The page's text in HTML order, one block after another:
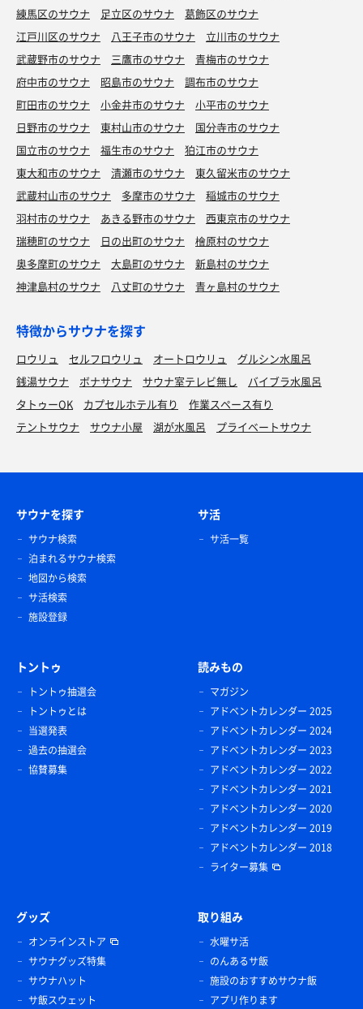
練馬区のサウナ
足立区のサウナ
葛飾区のサウナ
江戸川区のサウナ
八王子市のサウナ
立川市のサウナ
武蔵野市のサウナ
三鷹市のサウナ
青梅市のサウナ
府中市のサウナ
昭島市のサウナ
調布市のサウナ
町田市のサウナ
小金井市のサウナ
小平市のサウナ
日野市のサウナ
東村山市のサウナ
国分寺市のサウナ
国立市のサウナ
福生市のサウナ
狛江市のサウナ
東大和市のサウナ
清瀬市のサウナ
東久留米市のサウナ
武蔵村山市のサウナ
多摩市のサウナ
稲城市のサウナ
羽村市のサウナ
あきる野市のサウナ
西東京市のサウナ
瑞穂町のサウナ
日の出町のサウナ
檜原村のサウナ
奥多摩町のサウナ
大島町のサウナ
新島村のサウナ
神津島村のサウナ
八丈町のサウナ 青ヶ島村のサウナ
特徴からサウナを探す
ロウリュ セルフロウリュ オートロウリュ
グルシン水風呂
銭湯サウナ
ボナサウナ サウナ室テレビ無し
バイブラ水風呂
タトゥーOK
カプセルホテル有り
作業スペース有り
テントサウナ
サウナ小屋 湖が水風呂 プライベートサウナ
サウナを探す
サウナ検索
泊まれるサウナ検索
地図から検索
サ活検索
施設登録
サ活
サ活一覧
トントゥ
トントゥ抽選会
トントゥとは
当選発表
過去の抽選会
協賛募集
読みもの
マガジン
アドベントカレンダー 2025
アドベントカレンダー 2024
アドベントカレンダー 2023
アドベントカレンダー 2022
アドベントカレンダー 2021
アドベントカレンダー 2020
アドベントカレンダー 2019
アドベントカレンダー 2018
ライター募集
グッズ
オンラインストア
サウナグッズ特集
サウナハット
サ飯スウェット
取り組み
水曜サ活
のんあるサ飯
施設のおすすめサウナ飯
アプリ作ります